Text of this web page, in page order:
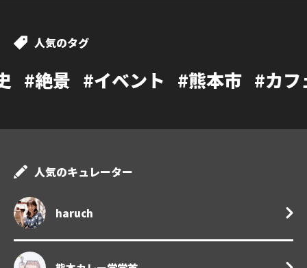
人気のタグ
ベント #熊本市 #カフェ #温泉 #
人気のキュレーター
haruch